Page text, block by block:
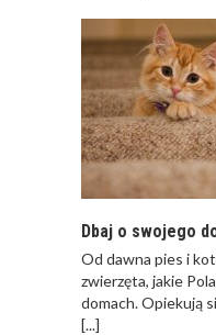
Dbaj o swojego
Od dawna pies i
zwierzęta, jakie
domach. Opiekują
[...]